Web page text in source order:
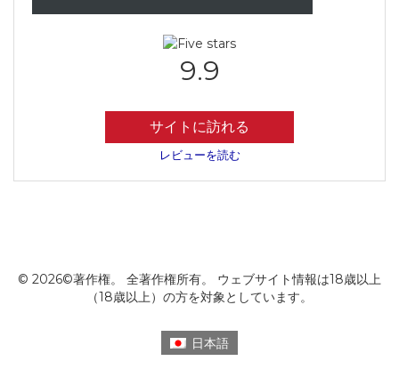
9.9
サイトに訪れる
レビューを読む
© 2026©著作権。 全著作権所有。 ウェブサイト情報は18歳以上
（18歳以上）の方を対象としています。
日本語